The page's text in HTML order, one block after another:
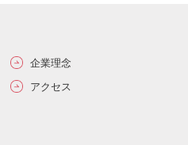
企業理念
アクセス